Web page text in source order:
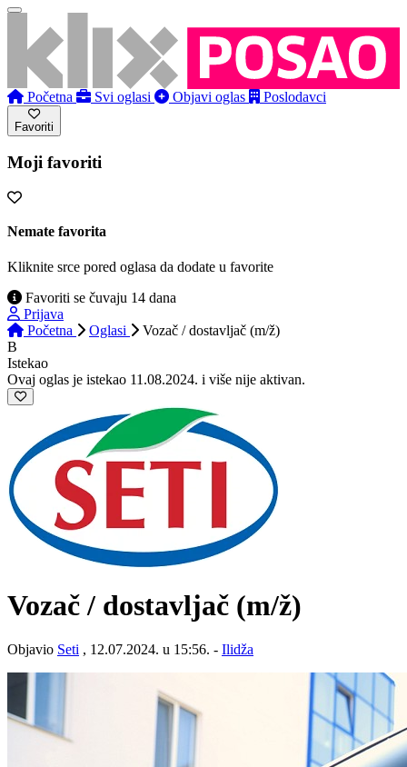
Početna Svi oglasi Objavi oglas Poslodavci
Favoriti
Moji favoriti
Nemate favorita
Kliknite srce pored oglasa da dodate u favorite
Favoriti se čuvaju 14 dana
Prijava
Početna
Oglasi
Vozač / dostavljač (m/ž)
B
Istekao
Ovaj oglas je istekao 11.08.2024. i više nije aktivan.
Vozač / dostavljač (m/ž)
Objavio Seti , 12.07.2024. u 15:56. - Ilidža